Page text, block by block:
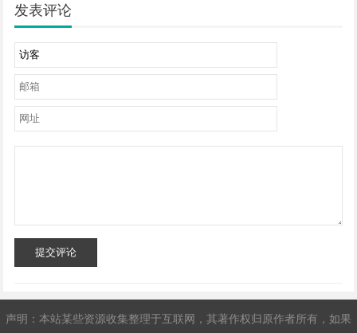
系统安装工具
发表评论
提交评论
声明：本站某些资源收集整理于互联网，其著作权归原作者所有，如果